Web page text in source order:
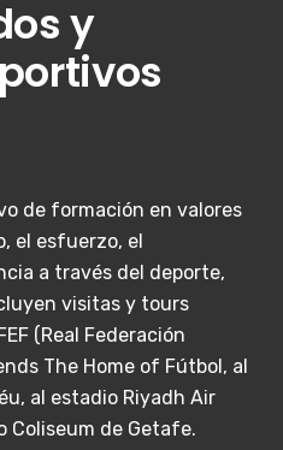
y
de formación en valores
el esfuerzo, el
a través del deporte,
visitas y tours
(Real Federación
The Home of Fútbol, al
al estadio Riyadh Air
Coliseum de Getafe.